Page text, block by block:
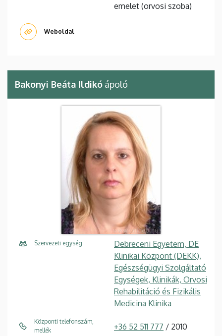
emelet (orvosi szoba)
Weboldal
Bakonyi Beáta Ildikó ápoló
Szervezeti egység
Debreceni Egyetem, DE
Klinikai Központ (DEKK),
Egészségügyi Szolgáltató
Egységek, Klinikák, Orvosi
Rehabilitáció és Fizikális
Medicina Klinika
Központi telefonszám,
mellék
+36 52 511 777 / 2010